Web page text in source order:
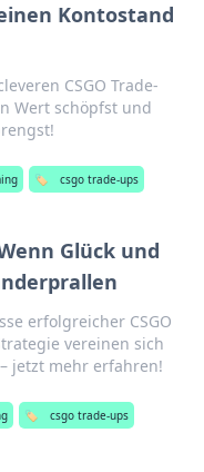
Kontostand
CSGO Trade-
Wert schöpfst und
🏷️ csgo trade-ups
Glück und
erfolgreicher CSGO
vereinen sich
jetzt mehr erfahren!
🏷️ csgo trade-ups